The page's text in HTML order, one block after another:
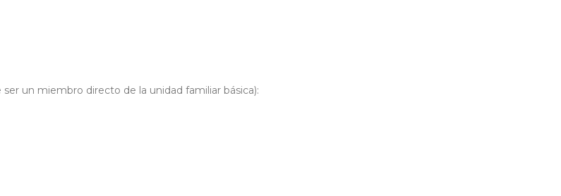
un miembro directo de la unidad familiar básica):